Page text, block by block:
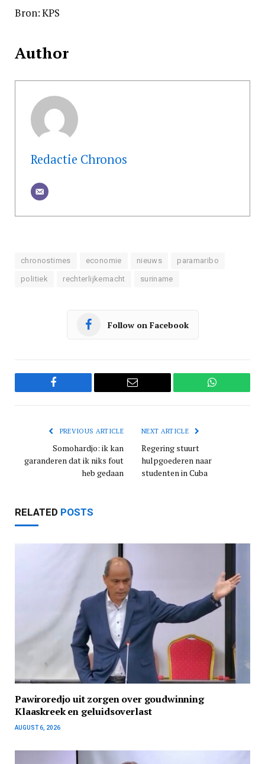
Bron: KPS
Author
Redactie Chronos
chronostimes economie nieuws paramaribo
politiek rechterlijkemacht suriname
Follow on Facebook
Facebook Email WhatsApp
PREVIOUS ARTICLE
Somohardjo: ik kan
garanderen dat ik niks fout
heb gedaan
NEXT ARTICLE
Regering stuurt
hulpgoederen naar
studenten in Cuba
RELATED POSTS
Pawiroredjo uit zorgen over goudwinning
Klaaskreek en geluidsoverlast
AUGUST 6, 2026